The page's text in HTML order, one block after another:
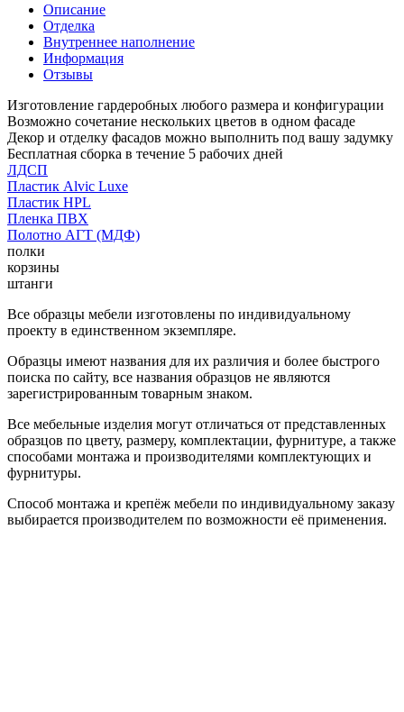
Описание
Отделка
Внутреннее наполнение
Информация
Отзывы
Изготовление гардеробных любого размера и конфигурации
Возможно сочетание нескольких цветов в одном фасаде
Декор и отделку фасадов можно выполнить под вашу задумку
Бесплатная сборка в течение 5 рабочих дней
ЛДСП
Пластик Alvic Luxe
Пластик HPL
Пленка ПВХ
Полотно АГТ (МДФ)
полки
корзины
штанги
Все образцы мебели изготовлены по индивидуальному
проекту в единственном экземпляре.
Образцы имеют названия для их различия и более быстрого
поиска по сайту, все названия образцов не являются
зарегистрированным товарным знаком.
Все мебельные изделия могут отличаться от представленных
образцов по цвету, размеру, комплектации, фурнитуре, а также
способами монтажа и производителями комплектующих и
фурнитуры.
Способ монтажа и крепёж мебели по индивидуальному заказу
выбирается производителем по возможности её применения.